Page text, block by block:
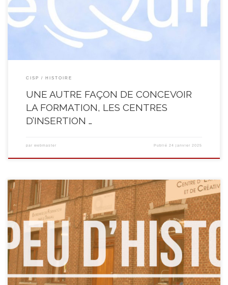
forment chaque année plus de 20 000 demandeurs d’emploi à travers 452
filières de formation. […]
CISP HISTOIRE
UNE AUTRE FAÇON DE CONCEVOIR
LA FORMATION, LES CENTRES
D’INSERTION …
par webmaster Publié 24 janvier 2025
Créé à l’initiative du CPAS de Soignies et de la Fondation Roi Baudouin, le
Quinquet voit le jour au début des années 80 et a pour objectif de tout
mettre en œuvre pour lutter contre l’exclusion et ce dans le cadre d’une
action autant préventive que curative visant à la […]